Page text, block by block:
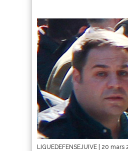
LIGUEDEFENSEJUIVE | 20 mars